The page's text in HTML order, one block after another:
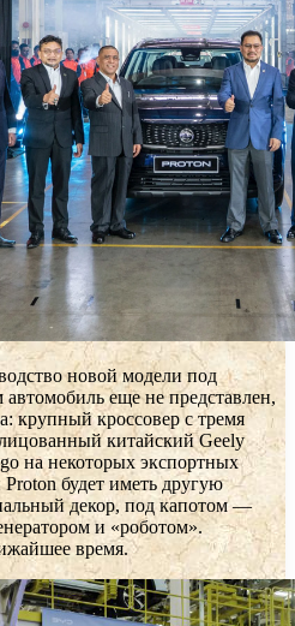
новой модели под
автомобиль еще не представлен,
крупный кроссовер с тремя
китайский Geely
на некоторых экспортных
будет иметь другую
декор, под капотом —
и «роботом».
время.